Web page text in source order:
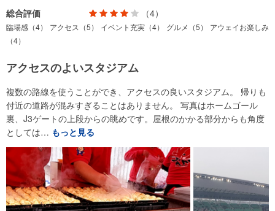
総合評価 （4）
臨場感（4） アクセス（5） イベント充実（4） グルメ（5）
アウェイお楽しみ
（4）
アクセスのよいスタジアム
複数の路線を使うことができ、アクセスの良いスタジアム。 帰りも
付近の道路が混みすぎることはありません。 写真はホームゴール
裏、J3ゲートの上段からの眺めです。屋根のかかる部分からも角度
としては… もっと見る